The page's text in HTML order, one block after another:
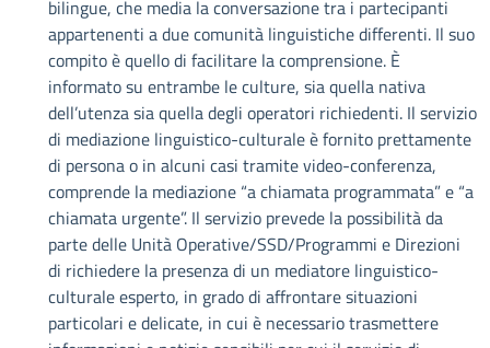
bilingue, che media la conversazione tra i partecipanti
appartenenti a due comunità linguistiche differenti. Il suo
compito è quello di facilitare la comprensione. È
informato su entrambe le culture, sia quella nativa
dell’utenza sia quella degli operatori richiedenti. Il servizio
di mediazione linguistico-culturale è fornito prettamente
di persona o in alcuni casi tramite video-conferenza,
comprende la mediazione “a chiamata programmata” e “a
chiamata urgente”. Il servizio prevede la possibilità da
parte delle Unità Operative/SSD/Programmi e Direzioni
di richiedere la presenza di un mediatore linguistico-
culturale esperto, in grado di affrontare situazioni
particolari e delicate, in cui è necessario trasmettere